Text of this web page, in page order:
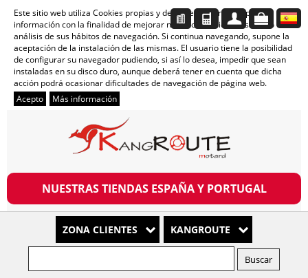
Este sitio web utiliza Cookies propias y de terceros para recopilar
información con la finalidad de mejorar nuestros servicios, así como el
análisis de sus hábitos de navegación. Si continua navegando, supone la
aceptación de la instalación de las mismas. El usuario tiene la posibilidad
de configurar su navegador pudiendo, si así lo desea, impedir que sean
instaladas en su disco duro, aunque deberá tener en cuenta que dicha
acción podrá ocasionar dificultades de navegación de página web.
Acepto
Más información
NUESTRAS TIENDAS ESPAÑA Y PORTUGAL
ZONA CLIENTES KANGROUTE